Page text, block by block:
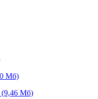
Мб)
(9,46 Мб)